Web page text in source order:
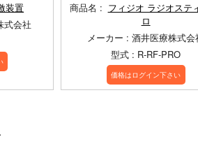
装置
式会社
商品名 : フィジオ ラジオステ
ロ
メーカー : 酒井医療株式会
型式 : R-RF-PRO
価格はログイン下さい